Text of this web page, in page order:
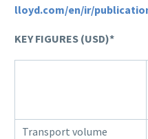
lloyd.com/en/ir/
KEY FIGURES (USD)*
Transport volume